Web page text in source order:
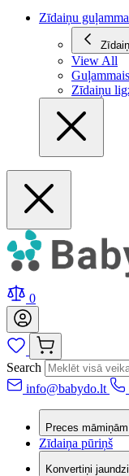
Zīdaiņu
View All
Zīdaiņu
0
Search
info@babydo.lt
Preces
Zīdaiņa pūriņš
Konvertiņi